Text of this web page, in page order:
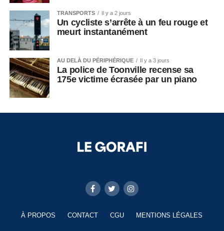
TRANSPORTS Il y a 2 jours
Un cycliste s’arrête à un feu rouge et
meurt instantanément
AU DELÀ DU PÉRIPHÉRIQUE Il y a 3 jours
La police de Toonville recense sa
175e victime écrasée par un piano
À PROPOS CONTACT CGU MENTIONS LÉGALES